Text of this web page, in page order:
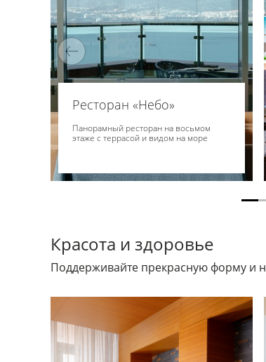
Ресторан «Небо»
Панорамный ресторан на восьмом
этаже с террасой и видом на море
Красота и здоровье
Поддерживайте прекрасную форму и